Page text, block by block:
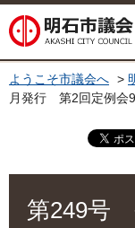
明石市議会
ようこそ市議会へ >
月発行 第2回定例会
第249号